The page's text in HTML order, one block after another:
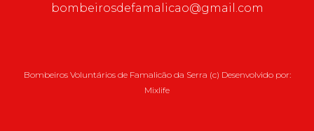
bombeirosdefamalicao@gmail.com
Bombeiros Voluntários de Famalicão da Serra (c) Desenvolvido por:
Mixlife